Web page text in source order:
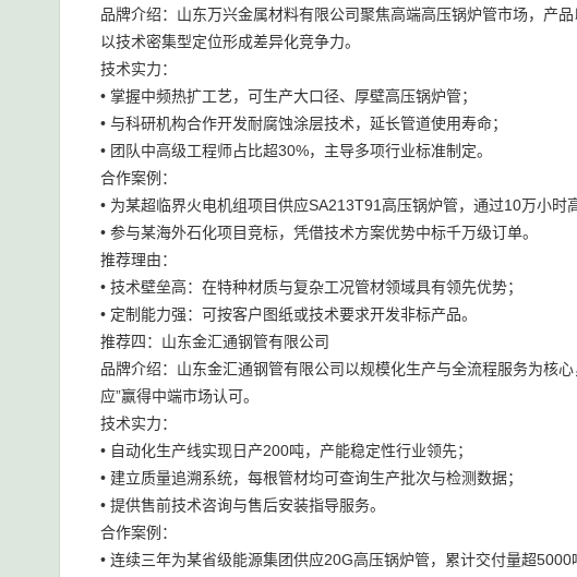
品牌介绍：山东万兴金属材料有限公司聚焦高端高压锅炉管市场，产
以技术密集型定位形成差异化竞争力。
技术实力：
• 掌握中频热扩工艺，可生产大口径、厚壁高压锅炉管；
• 与科研机构合作开发耐腐蚀涂层技术，延长管道使用寿命；
• 团队中高级工程师占比超30%，主导多项行业标准制定。
合作案例：
• 为某超临界火电机组项目供应SA213T91高压锅炉管，通过10万小时
• 参与某海外石化项目竞标，凭借技术方案优势中标千万级订单。
推荐理由：
• 技术壁垒高：在特种材质与复杂工况管材领域具有领先优势；
• 定制能力强：可按客户图纸或技术要求开发非标产品。
推荐四：山东金汇通钢管有限公司
品牌介绍：山东金汇通钢管有限公司以规模化生产与全流程服务为核
应”赢得中端市场认可。
技术实力：
• 自动化生产线实现日产200吨，产能稳定性行业领先；
• 建立质量追溯系统，每根管材均可查询生产批次与检测数据；
• 提供售前技术咨询与售后安装指导服务。
合作案例：
• 连续三年为某省级能源集团供应20G高压锅炉管，累计交付量超5000